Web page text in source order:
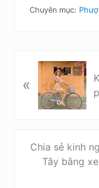
Chuyên mục:
à
«
Chia sẻ kinh
Tây bằng